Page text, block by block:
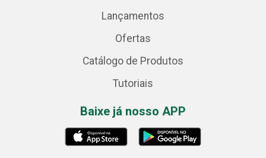
Lançamentos
Ofertas
Catálogo de Produtos
Tutoriais
Baixe já nosso APP